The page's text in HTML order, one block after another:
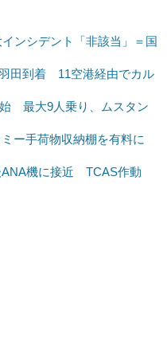
ンシデント「非該当」＝国
田到着 11空港経由でカル
最大9人乗り、ムスタン
ー手荷物収納棚を有料に
ANA機に接近 TCAS作動